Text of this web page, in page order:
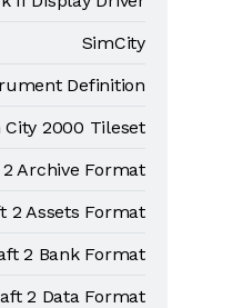
SimCity
Definition
City 2000 Tileset
Archive Format
2 Assets Format
2 Bank Format
2 Data Format